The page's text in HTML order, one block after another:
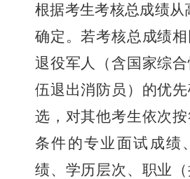
根据考生考核总成绩从
确定。若考核总成绩
退役军人（含国家综
伍退出消防员）的优
选，对其他考生依次
条件的专业面试成绩
绩、学历层次、职业